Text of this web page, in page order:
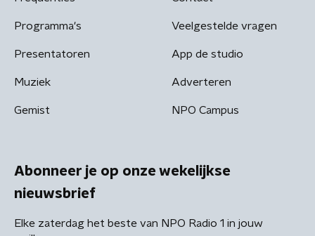
Programma's
Presentatoren
Muziek
Gemist
Veelgestelde vragen
App de studio
Adverteren
NPO Campus
Abonneer je op onze wekelijkse
nieuwsbrief
Elke zaterdag het beste van NPO Radio 1 in jouw